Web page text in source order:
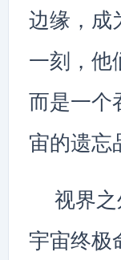
边缘，成
一刻，他
而是一个
宙的遗忘
视界
宇宙终极